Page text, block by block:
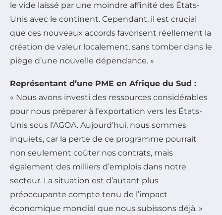
le vide laissé par une moindre affinité des États-
Unis avec le continent. Cependant, il est crucial
que ces nouveaux accords favorisent réellement la
création de valeur localement, sans tomber dans le
piège d’une nouvelle dépendance. »
Représentant d’une PME en Afrique du Sud :
« Nous avons investi des ressources considérables
pour nous préparer à l’exportation vers les États-
Unis sous l’AGOA. Aujourd’hui, nous sommes
inquiets, car la perte de ce programme pourrait
non seulement coûter nos contrats, mais
également des milliers d’emplois dans notre
secteur. La situation est d’autant plus
préoccupante compte tenu de l’impact
économique mondial que nous subissons déjà. »